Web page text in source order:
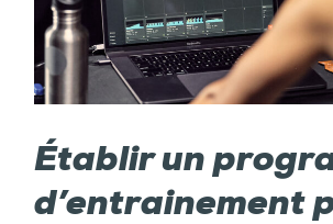
Établir un
d’entrainement